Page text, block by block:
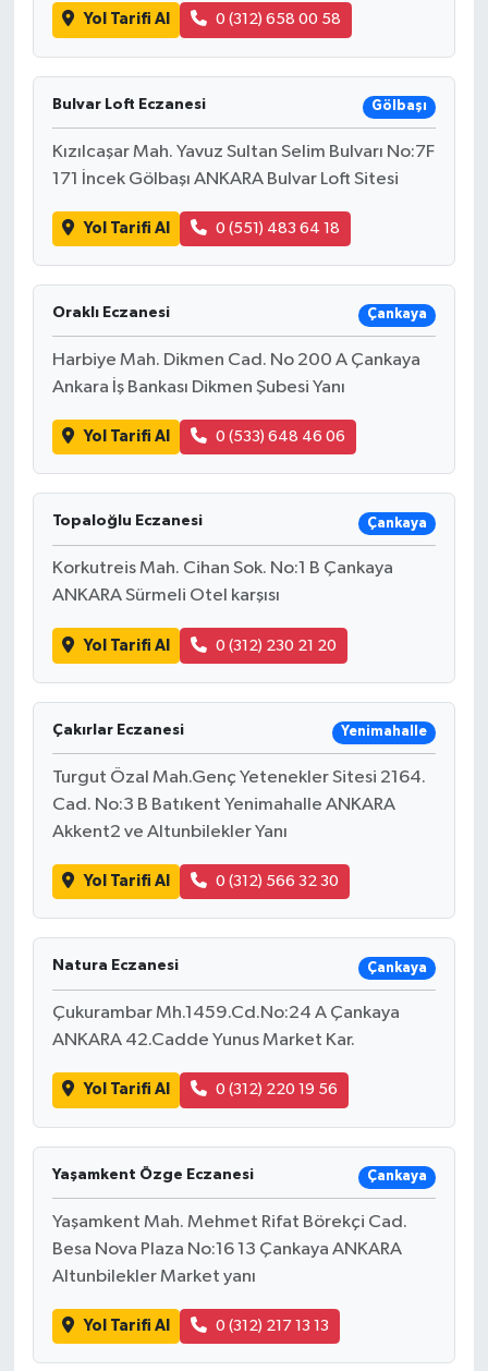
Yol Tarifi Al 0 (312) 658 00 58
Bulvar Loft Eczanesi Gölbaşı
Kızılcaşar Mah. Yavuz Sultan Selim Bulvarı No:7F
171 İncek Gölbaşı ANKARA Bulvar Loft Sitesi
Yol Tarifi Al 0 (551) 483 64 18
Oraklı Eczanesi Çankaya
Harbiye Mah. Dikmen Cad. No 200 A Çankaya
Ankara İş Bankası Dikmen Şubesi Yanı
Yol Tarifi Al 0 (533) 648 46 06
Topaloğlu Eczanesi Çankaya
Korkutreis Mah. Cihan Sok. No:1 B Çankaya
ANKARA Sürmeli Otel karşısı
Yol Tarifi Al 0 (312) 230 21 20
Çakırlar Eczanesi Yenimahalle
Turgut Özal Mah.Genç Yetenekler Sitesi 2164.
Cad. No:3 B Batıkent Yenimahalle ANKARA
Akkent2 ve Altunbilekler Yanı
Yol Tarifi Al 0 (312) 566 32 30
Natura Eczanesi Çankaya
Çukurambar Mh.1459.Cd.No:24 A Çankaya
ANKARA 42.Cadde Yunus Market Kar.
Yol Tarifi Al 0 (312) 220 19 56
Yaşamkent Özge Eczanesi Çankaya
Yaşamkent Mah. Mehmet Rifat Börekçi Cad.
Besa Nova Plaza No:16 13 Çankaya ANKARA
Altunbilekler Market yanı
Yol Tarifi Al 0 (312) 217 13 13